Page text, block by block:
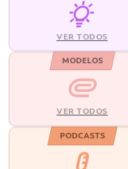
VER TODOS
MODELOS
VER TODOS
PODCASTS